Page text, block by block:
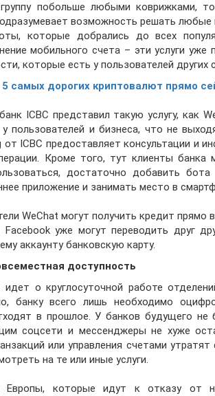
побольше любыми коврижками,
возможность решать
которые добрались до всех
мобильного счета – эти услуги
которые есть у пользователей других
5 самых дорогих криптовалют прямо
ICBC представил такую услугу, как
у пользователей и бизнеса, что не
от ICBC предоставляет консультации и
Кроме того, тут клиенты банка
достаточно добавить
приложение и занимать место в
WeChat могут получить кредит прямо
уже могут переводить друг
аккаунту банковскую карту.
доступность
идет о круглосуточной работе
банку всего лишь необходимо
в прошлое. У банков будущего
соцсети и мессенджеры не хуже
или управления счетами
на те или иные услуги.
Европы, которые идут к отказу от